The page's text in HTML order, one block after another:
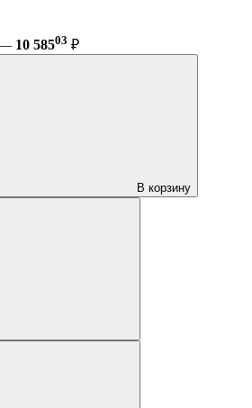
— 10 58503 ₽
В корзину